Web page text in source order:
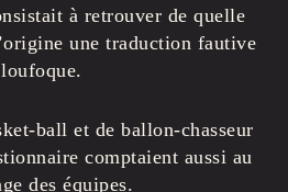
à retrouver de quelle
une traduction fautive
loufoque.
ball et de ballon-chasseur
comptaient aussi au
des équipes.